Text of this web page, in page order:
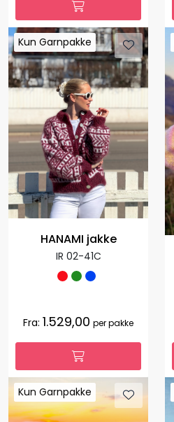
Kun Garnpakke
Kun Garnpakke
HANAMI jakke
IR 02-41C
Fra: 1.529,00 per pakke
Kun Garnpakke
Kun Garnpakke